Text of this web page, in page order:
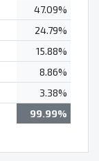
47.09%
24.79%
15.88%
8.86%
3.38%
99.99%